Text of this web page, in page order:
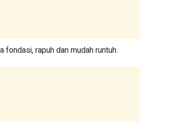
fondasi, rapuh dan mudah runtuh.